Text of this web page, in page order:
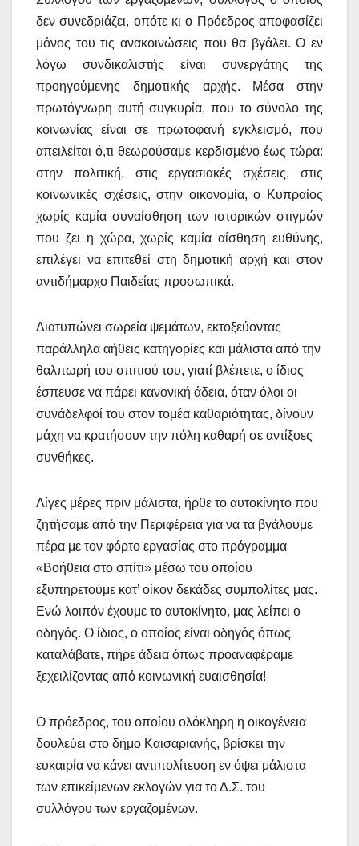
δεν συνεδριάζει, οπότε κι ο Πρόεδρος αποφασίζει
μόνος του τις ανακοινώσεις που θα βγάλει. Ο εν
λόγω συνδικαλιστής είναι συνεργάτης της
προηγούμενης δημοτικής αρχής. Μέσα στην
πρωτόγνωρη αυτή συγκυρία, που το σύνολο της
κοινωνίας είναι σε πρωτοφανή εγκλεισμό, που
απειλείται ό,τι θεωρούσαμε κερδισμένο έως τώρα:
στην πολιτική, στις εργασιακές σχέσεις, στις
κοινωνικές σχέσεις, στην οικονομία, ο Κυπραίος
χωρίς καμία συναίσθηση των ιστορικών στιγμών
που ζει η χώρα, χωρίς καμία αίσθηση ευθύνης,
επιλέγει να επιτεθεί στη δημοτική αρχή και στον
αντιδήμαρχο Παιδείας προσωπικά.
Διατυπώνει σωρεία ψεμάτων, εκτοξεύοντας
παράλληλα αήθεις κατηγορίες και μάλιστα από την
θαλπωρή του σπιτιού του, γιατί βλέπετε, ο ίδιος
έσπευσε να πάρει κανονική άδεια, όταν όλοι οι
συνάδελφοί του στον τομέα καθαριότητας, δίνουν
μάχη να κρατήσουν την πόλη καθαρή σε αντίξοες
συνθήκες.
Λίγες μέρες πριν μάλιστα, ήρθε το αυτοκίνητο που
ζητήσαμε από την Περιφέρεια για να τα βγάλουμε
πέρα με τον φόρτο εργασίας στο πρόγραμμα
«Βοήθεια στο σπίτι» μέσω του οποίου
εξυπηρετούμε κατ’ οίκον δεκάδες συμπολίτες μας.
Ενώ λοιπόν έχουμε το αυτοκίνητο, μας λείπει ο
οδηγός. Ο ίδιος, ο οποίος είναι οδηγός όπως
καταλάβατε, πήρε άδεια όπως προαναφέραμε
ξεχειλίζοντας από κοινωνική ευαισθησία!
Ο πρόεδρος, του οποίου ολόκληρη η οικογένεια
δουλεύει στο δήμο Καισαριανής, βρίσκει την
ευκαιρία να κάνει αντιπολίτευση εν όψει μάλιστα
των επικείμενων εκλογών για το Δ.Σ. του
συλλόγου των εργαζομένων.